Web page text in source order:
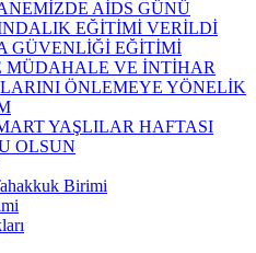
AİDS GÜNÜ
EĞİTİMİ VERİLDİ
GÜVENLİĞİ EĞİTİMİ
MÜDAHALE VE İNTİHAR
ÖNLEMEYE YÖNELİK
YAŞLILAR HAFTASI
OLSUN
Birimi